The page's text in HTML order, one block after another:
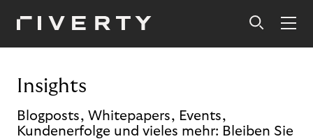
Insights
Blogposts, Whitepapers, Events,
Kundenerfolge und vieles mehr: Bleiben Sie